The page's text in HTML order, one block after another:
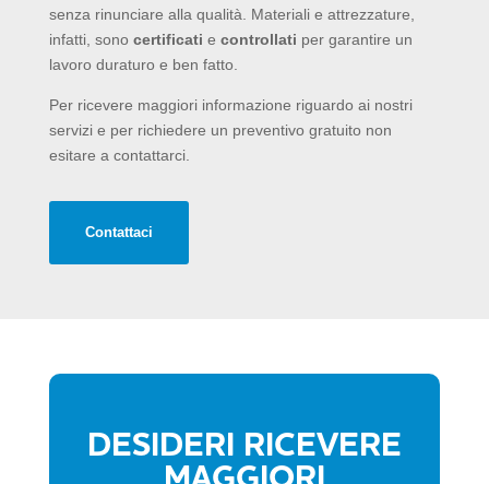
senza rinunciare alla qualità. Materiali e attrezzature,
infatti, sono certificati e controllati per garantire un
lavoro duraturo e ben fatto.
Per ricevere maggiori informazione riguardo ai nostri
servizi e per richiedere un preventivo gratuito non
esitare a contattarci.
Contattaci
DESIDERI RICEVERE